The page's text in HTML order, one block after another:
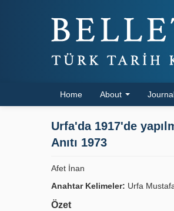
Home About
Urfa'da 1917'de
Anıtı 1973
Afet İnan
Anahtar Kelimeler: Urfa
Özet